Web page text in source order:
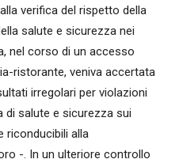
verifica del rispetto della
salute e sicurezza nei
nel corso di un accesso
ristorante, veniva accertata
irregolari per violazioni
di salute e sicurezza sui
riconducibili alla
-. In un ulteriore controllo